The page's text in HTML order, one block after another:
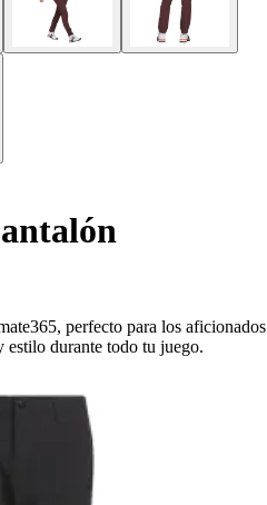
perfecto para los aficionados
durante todo tu juego.